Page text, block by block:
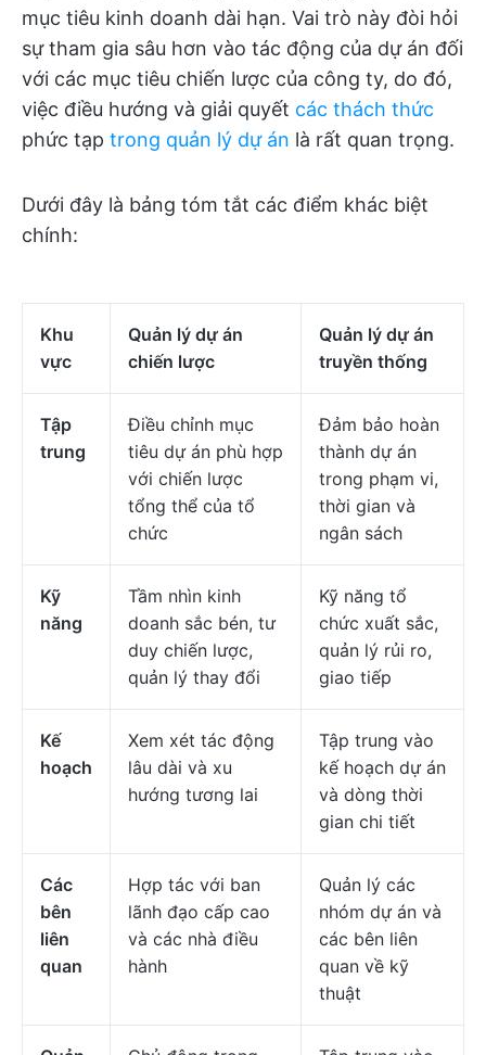
mục tiêu kinh doanh dài hạn. Vai trò này đòi hỏi
sự tham gia sâu hơn vào tác động của dự án đối
với các mục tiêu chiến lược của công ty, do đó,
việc điều hướng và giải quyết các thách thức
phức tạp trong quản lý dự án là rất quan trọng.
Dưới đây là bảng tóm tắt các điểm khác biệt
chính:
Khu
vực
Quản lý dự án
chiến lược
Quản lý dự án
truyền thống
Tập
trung
Điều chỉnh mục
tiêu dự án phù hợp
với chiến lược
tổng thể của tổ
chức
Đảm bảo hoàn
thành dự án
trong phạm vi,
thời gian và
ngân sách
Kỹ
năng
Tầm nhìn kinh
doanh sắc bén, tư
duy chiến lược,
quản lý thay đổi
Kỹ năng tổ
chức xuất sắc,
quản lý rủi ro,
giao tiếp
Kế
hoạch
Xem xét tác động
lâu dài và xu
hướng tương lai
Tập trung vào
kế hoạch dự án
và dòng thời
gian chi tiết
Các
bên
liên
quan
Hợp tác với ban
lãnh đạo cấp cao
và các nhà điều
hành
Quản lý các
nhóm dự án và
các bên liên
quan về kỹ
thuật